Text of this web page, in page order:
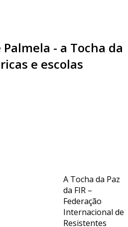
- a Tocha da
e escolas
A Tocha da Paz
da FIR –
Federação
Internacional de
Resistentes